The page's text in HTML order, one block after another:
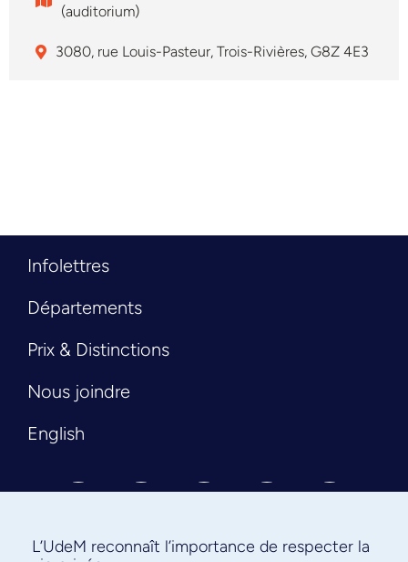
(auditorium)
3080, rue Louis-Pasteur, Trois-Rivières, G8Z 4E3
Infolettres
Départements
Prix & Distinctions
Nous joindre
English
L’UdeM reconnaît l’importance de respecter la